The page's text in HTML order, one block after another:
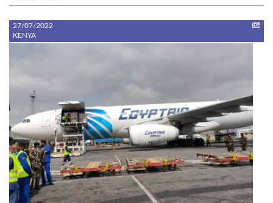
27/07/2022
KENYA